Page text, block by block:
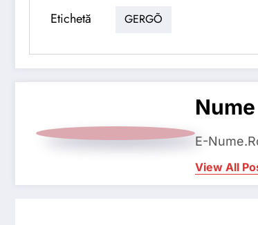
Etichetă GERGÕ
Nume
E-
View All